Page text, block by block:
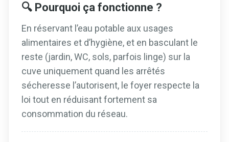
🔍 Pourquoi ça fonctionne ?
En réservant l’eau potable aux usages
alimentaires et d’hygiène, et en basculant le
reste (jardin, WC, sols, parfois linge) sur la
cuve uniquement quand les arrêtés
sécheresse l’autorisent, le foyer respecte la
loi tout en réduisant fortement sa
consommation du réseau.